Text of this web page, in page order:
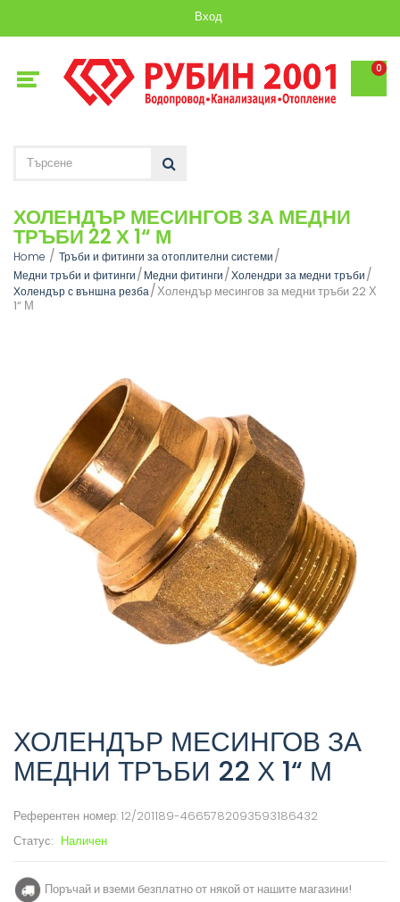
Вход
0
ХОЛЕНДЪР МЕСИНГОВ ЗА МЕДНИ
ТРЪБИ 22 Х 1“ М
Home
Тръби и фитинги за отоплителни системи
Медни тръби и фитинги
Медни фитинги Холендри за медни тръби
Холендър с външна резба Холендър месингов за медни тръби 22 Х
1“ М
ХОЛЕНДЪР МЕСИНГОВ ЗА
МЕДНИ ТРЪБИ 22 Х 1“ М
Референтен номер: 12/201189-4665782093593186432
Статус: Наличен
Поръчай и вземи безплатно от някой от нашите магазини!